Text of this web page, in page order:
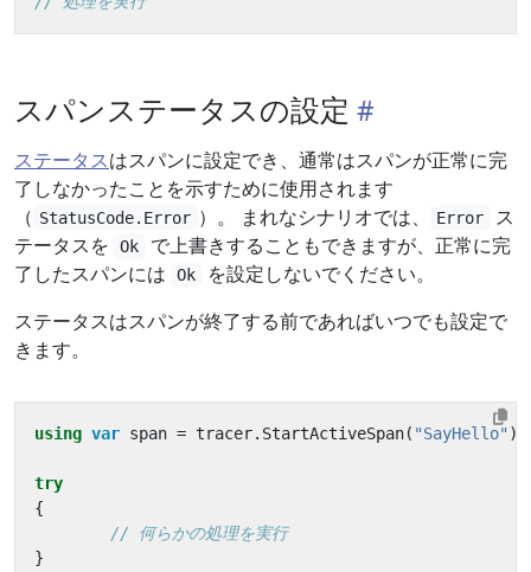
スパンステータスの設定
ステータスはスパンに設定でき、通常はスパンが正常に完
了しなかったことを示すために使用されます
（ StatusCode.Error ）。 まれなシナリオでは、 Error
ス
テータスを
Ok
で上書きすることもできますが、正常に完
了したスパンには
Ok
を設定しないでください。
ステータスはスパンが終了する前であればいつでも設定で
きます。
using var span = tracer. StartActiveSpan( "SayHello" );
try
{
// 何らかの処理を実行
}